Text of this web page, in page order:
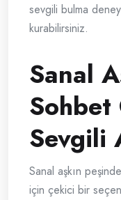
sevgili bulma
kurabilirsiniz.
Sanal
Sohbet
Sevgili
Sanal aşkın
için çekici bir